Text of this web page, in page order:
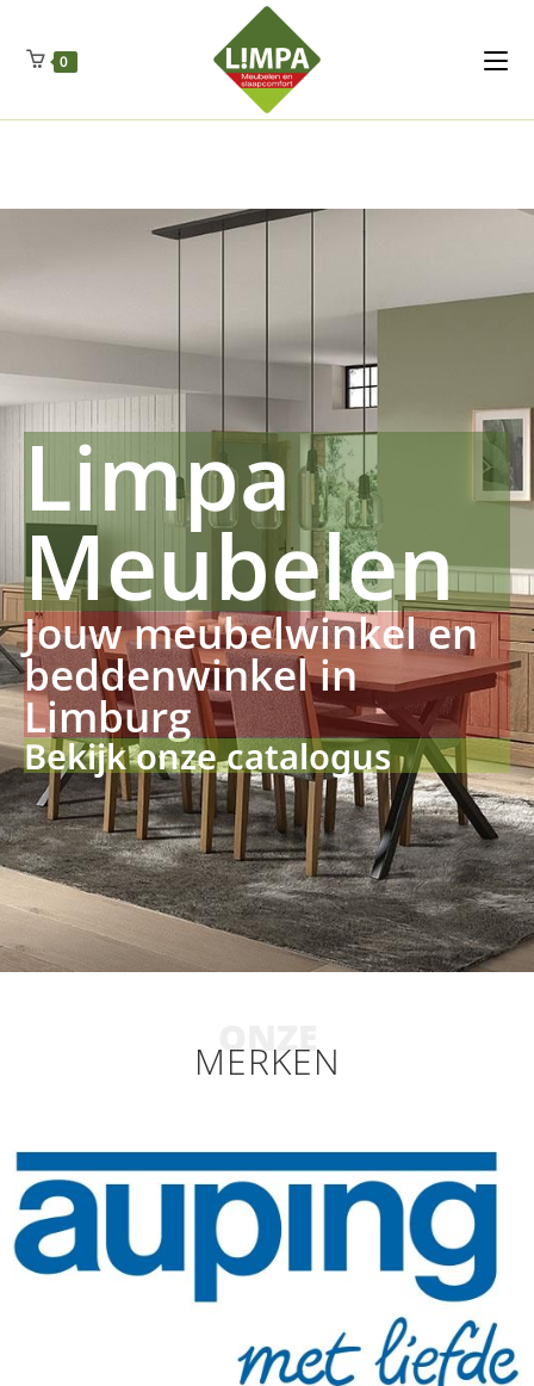
Regenschut
Drueckerpro
Fettsauren Dekemax Kapselmed
Luftkuhlen Zauberfan Netzfenste Insektensc
0
Limpa
Meubelen
Jouw meubelwinkel en
beddenwinkel in
Limburg
Bekijk onze catalogus
ONZE
MERKEN